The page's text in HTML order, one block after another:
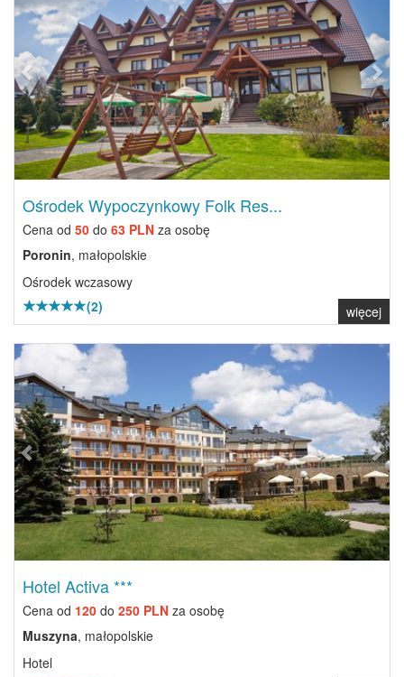
Ośrodek Wypoczynkowy Folk Res...
Cena od 50 do 63 PLN za osobę
Poronin, małopolskie
Ośrodek wczasowy
(2)
więcej
Previous Next
Hotel Activa ***
Cena od 120 do 250 PLN za osobę
Muszyna, małopolskie
Hotel